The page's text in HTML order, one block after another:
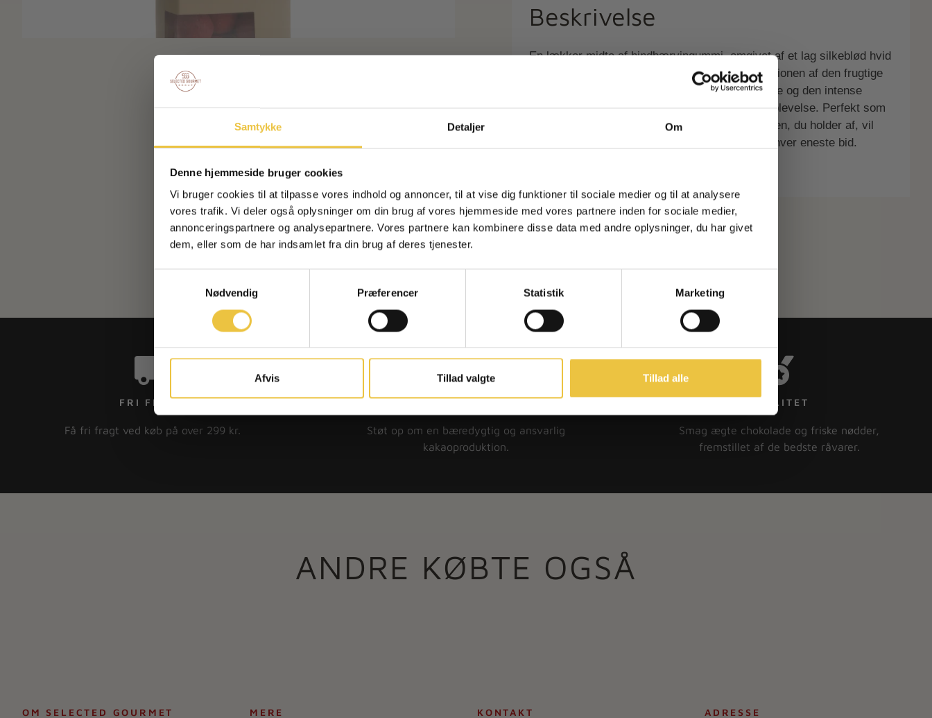
Samtykke Detaljer Om
Denne hjemmeside bruger cookies
Vi bruger cookies til at tilpasse vores indhold og annoncer, til at vise dig funktioner til sociale medier og til at analysere
vores trafik. Vi deler også oplysninger om din brug af vores hjemmeside med vores partnere inden for sociale medier,
annonceringspartnere og analysepartnere. Vores partnere kan kombinere disse data med andre oplysninger, du har givet
dem, eller som de har indsamlet fra din brug af deres tjenester.
Nødvendig
Præferencer Statistik Marketing
Afvis Tillad valgte Tillad alle
Beskrivelse
En lækker midte af hindbærvingummi, omgivet af et lag silkeblød hvid
chokolade og rullet i fint lakridspulver. Kombinationen af den frugtige
hindbærvingummi, den cremede hvide chokolade og den intense
lakrids skaber en unik og uimodståelig smagsoplevelse. Perfekt som
en eksklusiv snack eller en elegant gave til nogen, du holder af, vil
denne delikatesse forkæle dine smagsløg med hver eneste bid.
FRI FRAGT
Få fri fragt ved køb på over 299 kr.
BÆREDYGTIGHED
Støt op om en bæredygtig og ansvarlig
kakaoproduktion.
KVALITET
Smag ægte chokolade og friske nødder,
fremstillet af de bedste råvarer.
ANDRE KØBTE OGSÅ
OM SELECTED GOURMET MERE KONTAKT ADRESSE
Ingen spam - kun sød chokolade
Tilmeld dig nyhedsbrevet og få søde
First Name
Forkæl min indbakke
Ved tilmelding accepterer du at modtage vores
nyhedsbrev med tilbud, nyheder, produktinformation og
inspiration. Samtykket kan til enhver tid trækkes